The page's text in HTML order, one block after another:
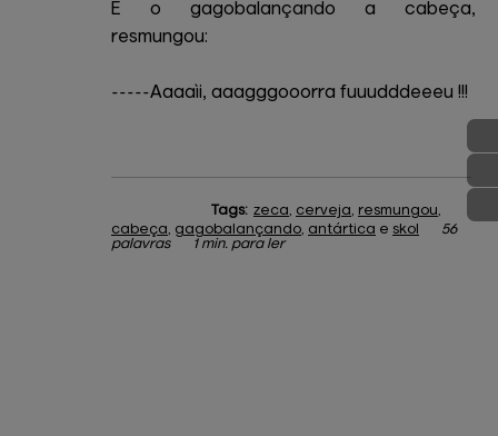
E o gagobalançando a cabeça,
resmungou:
-----Aaaaìi, aaagggooorra fuuudddeeeu !!!
Tags: zeca, cerveja, resmungou,
cabeça, gagobalançando, antártica e skol
56
palavras
1 min. para ler